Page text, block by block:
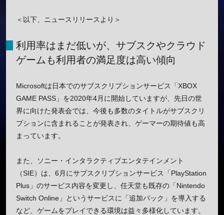
＜以下、ニュースリリースより＞
利用率はまだ低いが、サブスクやクラウド
ゲームも利用者の満足度は高い傾向
Microsoftは日本でのサブスクリプションサービス「XBOX
GAME PASS」を2020年4月に開始していますが、先日の世
界に向けた発表会では、今後も多数のタイトルがサブスクリ
プションに含まれることが発表され、ゲーマーの期待値も高
まっています。
また、ソニー・インタラクティブエンタテインメント
（SIE）は、6月にサブスクリプションサービス「PlayStation
Plus」のサービス内容を変更し、任天堂も既存の「Nintendo
Switch Online」というサービスに「追加パック」を導入する
など、ゲームをプレイできる環境は益々多様化しています。